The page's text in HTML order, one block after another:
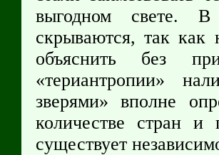
выгодном свете. В
скрываются, так как
объяснить без
«териантропии»
зверями» вполне
количестве стран
существует